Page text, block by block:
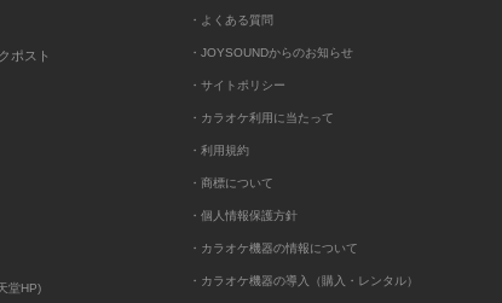
ポスト
堂HP)
・よくある質問
・JOYSOUNDからのお知らせ
・サイトポリシー
・カラオケ利用に当たって
・利用規約
・商標について
・個人情報保護方針
・カラオケ機器の情報について
・カラオケ機器の導入（購入・レンタル）